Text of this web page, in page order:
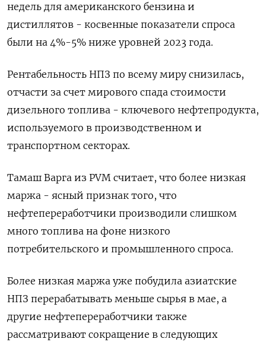
недель для американского бензина и
дистиллятов - косвенные показатели спроса
были на 4%-5% ниже уровней 2023 года.
Рентабельность НПЗ по всему миру снизилась,
отчасти за счет мирового спада стоимости
дизельного топлива - ключевого нефтепродукта,
используемого в производственном и
транспортном секторах.
Тамаш Варга из PVM считает, что более низкая
маржа - ясный признак того, что
нефтепереработчики производили слишком
много топлива на фоне низкого
потребительского и промышленного спроса.
Более низкая маржа уже побудила азиатские
НПЗ перерабатывать меньше сырья в мае, а
другие нефтепереработчики также
рассматривают сокращение в следующих